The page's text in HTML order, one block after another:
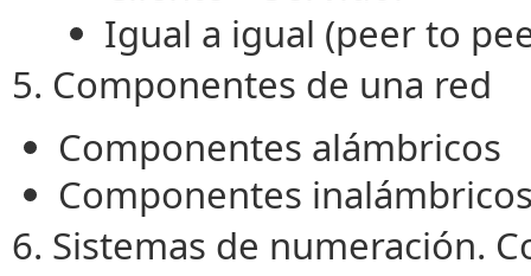
Igual a igual (peer to
5. Componentes de una red
Componentes alámbricos
Componentes
6. Sistemas de numeración.